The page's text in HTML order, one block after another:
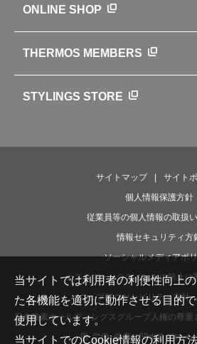
クラブサーモス
WEBマガジン
お弁当にエールを込めて
ONLINE SHOP
THERMOS MEMBERS
STYLINGS STORE
サイトマップ
サイト
個人情報保護方針
従業員等の個人情報の取扱
情報セキュリティ方
ソーシャルメディアポ
カスタマーハラスメントの防止に
ウェブアクセシビリティ方針
日本酸素ホールディングスグループ人権の尊
用･労働･健康に関するグロー
当サイトでは利用者の利便性向上
た各機能を適切に動作させる目的
使用しています。
当サイトでのCookie情報の利用方